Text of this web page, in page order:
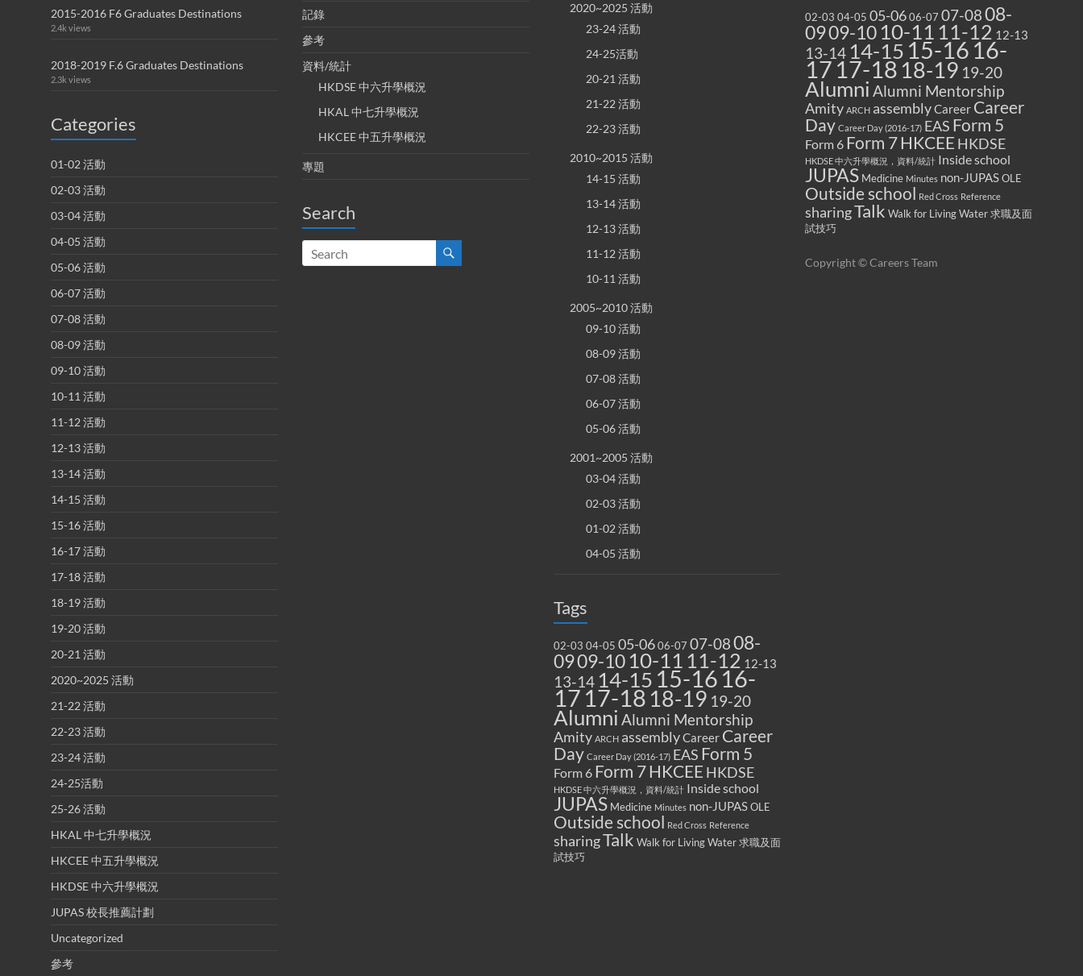
2015-2016 F6 Graduates Destinations
2.4k views
2018-2019 F.6 Graduates Destinations
2.3k views
Categories
01-02 活動
02-03 活動
03-04 活動
04-05 活動
05-06 活動
06-07 活動
07-08 活動
08-09 活動
09-10 活動
10-11 活動
11-12 活動
12-13 活動
13-14 活動
14-15 活動
15-16 活動
16-17 活動
17-18 活動
18-19 活動
19-20 活動
20-21 活動
2020~2025 活動
21-22 活動
22-23 活動
23-24 活動
24-25活動
25-26 活動
HKAL 中七升學概況
HKCEE 中五升學概況
HKDSE 中六升學概況
JUPAS 校長推薦計劃
Uncategorized
參考
記錄
參考
資料/統計
HKDSE 中六升學概況
HKAL 中七升學概況
HKCEE 中五升學概況
專題
Search
2020~2025 活動
23-24 活動
24-25活動
20-21 活動
21-22 活動
22-23 活動
2010~2015 活動
14-15 活動
13-14 活動
12-13 活動
11-12 活動
10-11 活動
2005~2010 活動
09-10 活動
08-09 活動
07-08 活動
06-07 活動
05-06 活動
2001~2005 活動
03-04 活動
02-03 活動
01-02 活動
04-05 活動
Tags
02-03 04-05 05-0606-07 07-0808-
0909-10 10-11 11-12 12-13
13-14 14-15 15-16 16-
17 17-18 18-19 19-20
Alumni Alumni Mentorship
Amity ARCH assemblyCareer Career
Day Career Day (2016-17) EAS Form 5
Form 6 Form 7HKCEE HKDSE
HKDSE 中六升學概況，資料/統計 Inside school
JUPAS Medicine Minutes non-JUPASOLE
Outside school Red Cross Reference
sharingTalk Walk for Living Water求職及面
試技巧
02-03 04-05 05-0606-07 07-0808-
0909-10 10-11 11-12 12-13
13-14 14-15 15-16 16-
17 17-18 18-19 19-20
Alumni Alumni Mentorship
Amity ARCH assemblyCareer Career
Day Career Day (2016-17) EAS Form 5
Form 6 Form 7HKCEE HKDSE
HKDSE 中六升學概況，資料/統計 Inside school
JUPAS Medicine Minutes non-JUPASOLE
Outside school Red Cross Reference
sharingTalk Walk for Living Water求職及面
試技巧
Copyright © Careers Team